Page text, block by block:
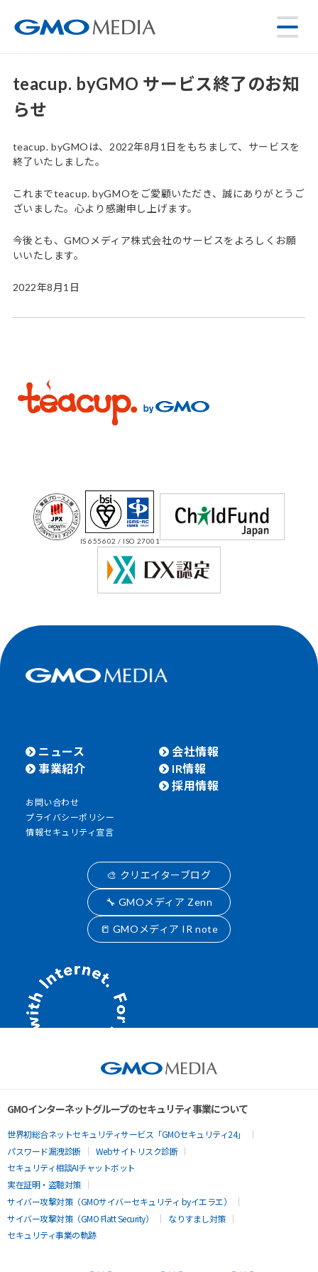
teacup. byGMO サービス終了のお知
らせ
teacup. byGMOは、2022年8月1日をもちまして、サービスを
終了いたしました。
これまでteacup. byGMOをご愛顧いただき、誠にありがとうご
ざいました。心より感謝申し上げます。
今後とも、GMOメディア株式会社のサービスをよろしくお願
いいたします。
2022年8月1日
IS 655602 / ISO 27001
ニュース
事業紹介
会社情報
IR情報
採用情報
お問い合わせ
プライバシーポリシー
情報セキュリティ宣言
🎨 クリエイターブログ
🔧 GMOメディア Zenn
📒 GMOメディア IR note
GMOインターネットグループのセキュリティ事業について
世界初総合ネットセキュリティサービス「GMOセキュリティ24」
パスワード漏洩診断
Webサイトリスク診断
セキュリティ相談AIチャットボット
実在証明・盗聴対策
サイバー攻撃対策（GMOサイバーセキュリティ byイエラエ）
サイバー攻撃対策（GMO Flatt Security）
なりすまし対策
セキュリティ事業の軌跡